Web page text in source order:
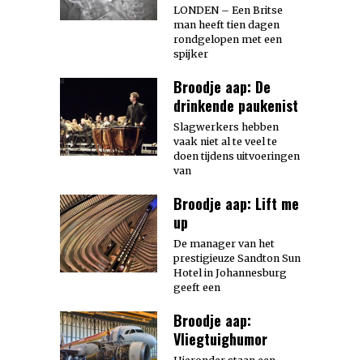
LONDEN – Een Britse
man heeft tien dagen
rondgelopen met een
spijker
Broodje aap: De
drinkende paukenist
Slagwerkers hebben
vaak niet al te veel te
doen tijdens uitvoeringen
van
Broodje aap: Lift me
up
De manager van het
prestigieuze Sandton Sun
Hotel in Johannesburg
geeft een
Broodje aap:
Vliegtuighumor